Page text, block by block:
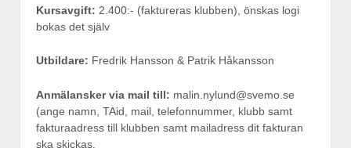
Kursavgift: 2.400:- (faktureras klubben), önskas logi
bokas det själv
Utbildare: Fredrik Hansson & Patrik Håkansson
Anmälansker via mail till: malin.nylund@svemo.se
(ange namn, TAid, mail, telefonnummer, klubb samt
fakturaadress till klubben samt mailadress dit fakturan
ska skickas.